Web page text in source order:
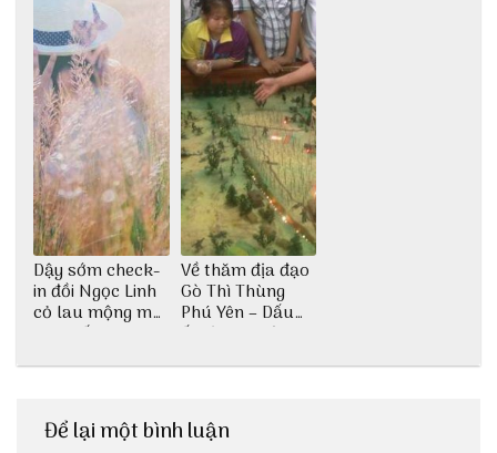
Dậy sớm check-
in đồi Ngọc Linh
cỏ lau mộng mơ
tại Huế nè bạn
Về thăm địa đạo
Gò Thì Thùng
Phú Yên – Dấu
ấn lịch sử còn
Để lại một bình luận